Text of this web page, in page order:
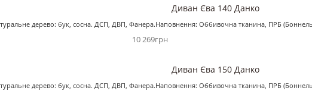
Диван Єва 140 Данко
дерево: бук, сосна. ДСП, ДВП, Фанера.Наповнення: Оббивочна тканина, ПРБ
10 269грн
Диван Єва 150 Данко
дерево: бук, сосна. ДСП, ДВП, Фанера.Наповнення: Оббивочна тканина, ПРБ